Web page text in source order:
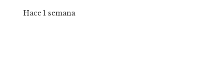
Hace 1 semana